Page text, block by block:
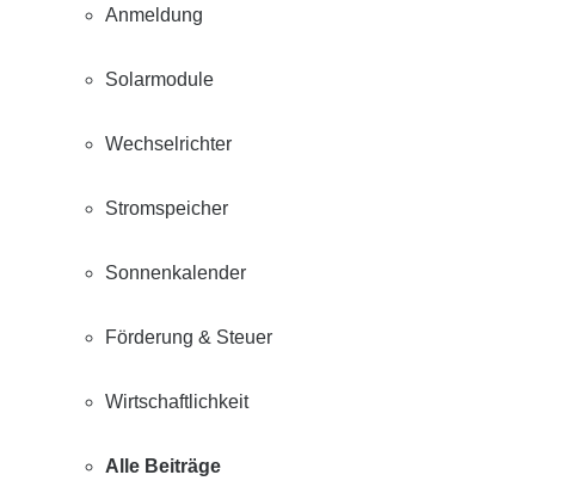
Anmeldung
Solarmodule
Wechselrichter
Stromspeicher
Sonnenkalender
Förderung & Steuer
Wirtschaftlichkeit
Alle Beiträge